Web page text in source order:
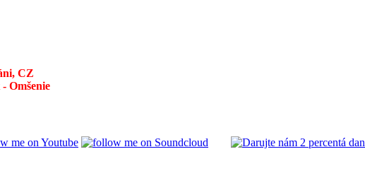
CZ
Omšenie